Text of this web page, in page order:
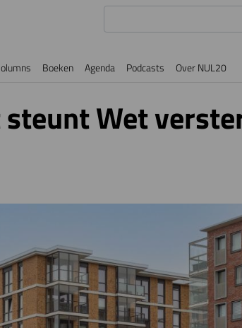
Boeken Agenda Podcasts Over NUL20
Wet